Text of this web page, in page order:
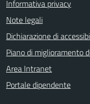
Informativa privacy
Note legali
Dichiarazione di
Piano di miglioramento
Area Intranet
Portale dipendente